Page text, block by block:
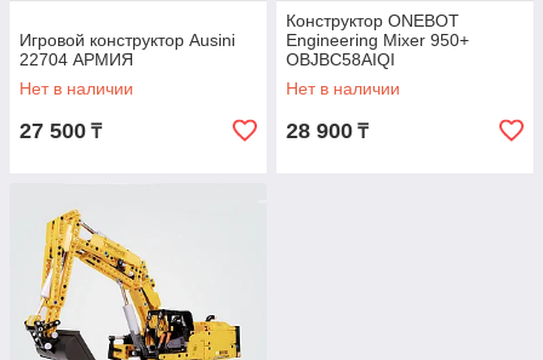
Игровой конструктор Ausini
22704 АРМИЯ
Нет в наличии
27 500 ₸
Конструктор ONEBOT
Engineering Mixer 950+
OBJBC58AIQI
Нет в наличии
28 900 ₸